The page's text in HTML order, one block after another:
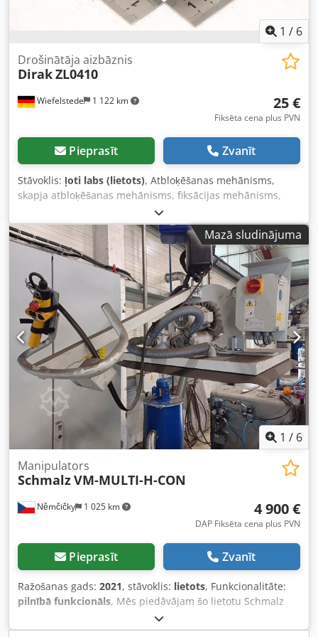
IBC konteineru skaitu un vēlamo daudzumu. Cena un
piegādes termiņš pēc pieprasījuma.
1 / 6
Wiefelstede 1 122 km
Drošinātāja aizbāznis
DirakZL0410
25 €
Fiksēta cena plus PVN
Pieprasīt Zvanīt
Stāvoklis: ļoti labs (lietots), Atbloķēšanas mehānisms,
skapja atbloķēšanas mehānisms, fiksācijas mehānisms,
elektroshkapja atbloķēšanas mehānisms, aizveres
mehānisms, aizveres atbloķēšanas mehānisms, fiksējošs
atbloķēšanas mehānisms. -Ražotājs: Dirak, aizveres
atbloķēšanas mehānisms ar ātro aizveri un atbloķēšanas
mehānismu, nelietots. -Tips: ZL0410 -Daudzums: ir 16
aizveres atbloķēšanas mehānismi -Cena: par vienību -
Izmēri: 88/80/30 mm -Svars: 0,6 kg/gab. Crodpfxezkrw Hj
An Ijf
Mazā sludinājuma
1 / 6
Němčičky 1 025 km
Manipulators
SchmalzVM-MULTI-H-CON
4 900 €
DAP Fiksēta cena plus PVN
Pieprasīt Zvanīt
Ražošanas gads: 2021, stāvoklis: lietots, Funkcionalitāte:
pilnībā funkcionāls, Mēs piedāvājam šo lietotu Schmalz
VM-MULTI-H-CON manipulatoru, kas ražots 2021. gadā.
Modelis: VM-MULTI-H-CON Preces numurs: 12.01.99 10001